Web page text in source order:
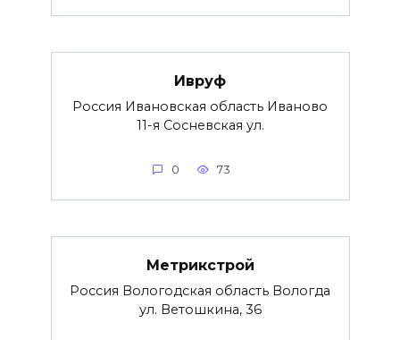
Ивруф
Россия Ивановская область Иваново
11-я Сосневская ул.
0 73
Метрикстрой
Россия Вологодская область Вологда
ул. Ветошкина, 36